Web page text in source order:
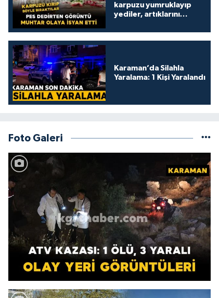
karpuzu yumruklayıp
yediler, artıklarını
Karaman’da Silahla
Yaralama: 1 Kişi Yaralandı
Foto Galeri